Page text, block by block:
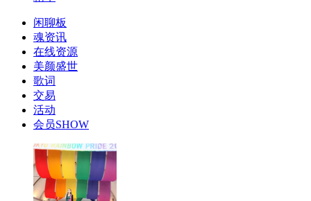
闲聊板
魂资讯
在线资源
美颜盛世
歌词
交易
活动
会员SHOW